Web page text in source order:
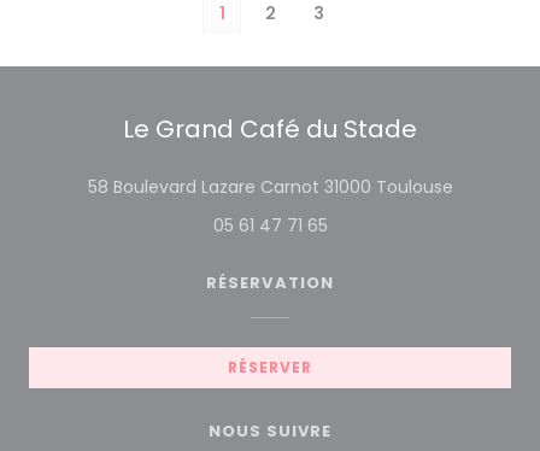
1 2 3
Le Grand Café du Stade
58 Boulevard Lazare Carnot 31000 Toulouse((ouvre
05 61 47 71 65
RÉSERVATION
RÉSERVER
NOUS SUIVRE